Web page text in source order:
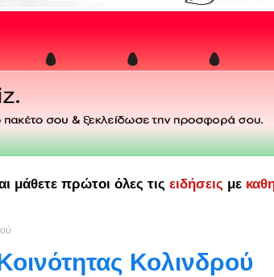
μάθετε πρώτοι όλες τις ειδήσεις με
Κολινδρού